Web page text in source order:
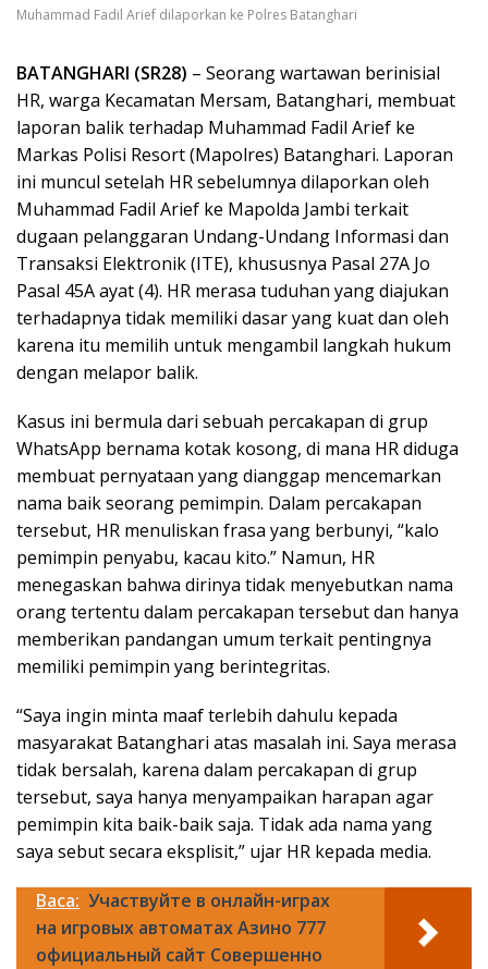
Muhammad Fadil Arief dilaporkan ke Polres Batanghari
BATANGHARI (SR28) – Seorang wartawan berinisial
HR, warga Kecamatan Mersam, Batanghari, membuat
laporan balik terhadap Muhammad Fadil Arief ke
Markas Polisi Resort (Mapolres) Batanghari. Laporan
ini muncul setelah HR sebelumnya dilaporkan oleh
Muhammad Fadil Arief ke Mapolda Jambi terkait
dugaan pelanggaran Undang-Undang Informasi dan
Transaksi Elektronik (ITE), khususnya Pasal 27A Jo
Pasal 45A ayat (4). HR merasa tuduhan yang diajukan
terhadapnya tidak memiliki dasar yang kuat dan oleh
karena itu memilih untuk mengambil langkah hukum
dengan melapor balik.
Kasus ini bermula dari sebuah percakapan di grup
WhatsApp bernama kotak kosong, di mana HR diduga
membuat pernyataan yang dianggap mencemarkan
nama baik seorang pemimpin. Dalam percakapan
tersebut, HR menuliskan frasa yang berbunyi, “kalo
pemimpin penyabu, kacau kito.” Namun, HR
menegaskan bahwa dirinya tidak menyebutkan nama
orang tertentu dalam percakapan tersebut dan hanya
memberikan pandangan umum terkait pentingnya
memiliki pemimpin yang berintegritas.
“Saya ingin minta maaf terlebih dahulu kepada
masyarakat Batanghari atas masalah ini. Saya merasa
tidak bersalah, karena dalam percakapan di grup
tersebut, saya hanya menyampaikan harapan agar
pemimpin kita baik-baik saja. Tidak ada nama yang
saya sebut secara eksplisit,” ujar HR kepada media.
Baca: Участвуйте в онлайн-играх
на игровых автоматах Азино 777
официальный сайт Совершенно